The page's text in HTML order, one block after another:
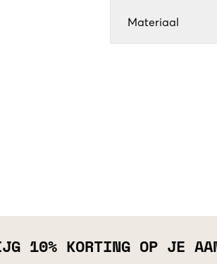
Materiaal
10% KORTING OP JE